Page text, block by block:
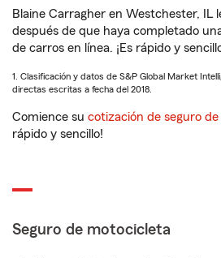
Blaine Carragher en Westchester, IL
después de que haya completado
de carros en línea. ¡Es rápido y
1. Clasificación y datos de S&P Global Market
directas escritas a fecha del 2018.
Comience su cotización de seguro
rápido y sencillo!
Seguro de motocicleta